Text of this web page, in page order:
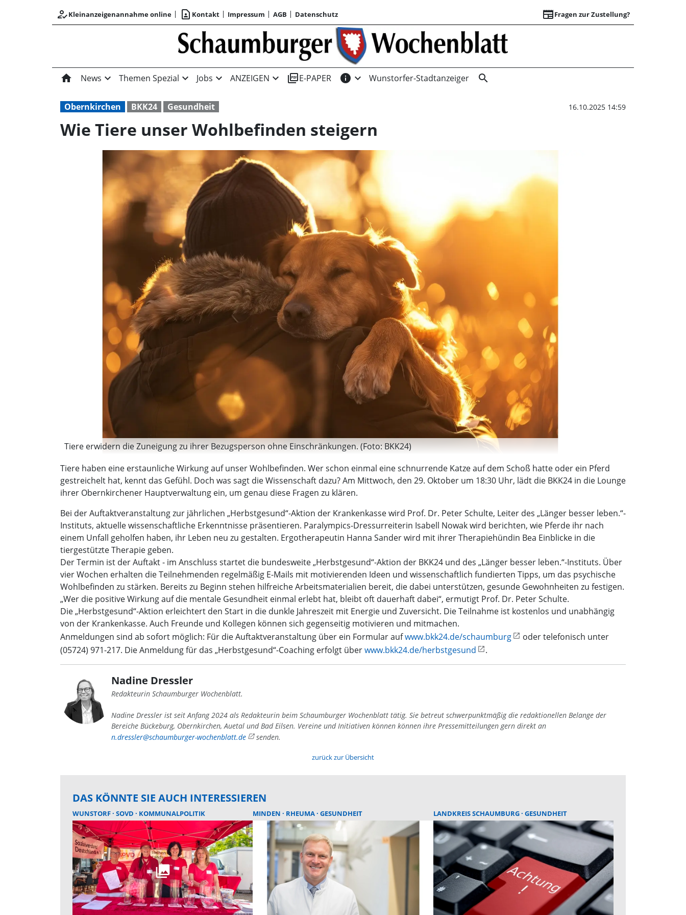
how_to_regKleinanzeigenannahme online contact_page Kontakt Impressum AGB Datenschutz newspaperFragen zur Zustellung?
Wie Tiere unser
home News expand_more Themen Spezial expand_more Jobs expand_more ANZEIGEN expand_more picture_as_pdfE-PAPER info expand_more Wunstorfer-Stadtanzeiger search
Obernkirchen BKK24 Gesundheit 16.10.2025 14:59
Wie Tiere unser Wohlbefinden steigern
Tiere erwidern die Zuneigung zu ihrer Bezugsperson ohne Einschränkungen. (Foto: BKK24)
Tiere haben eine erstaunliche Wirkung auf unser Wohlbefinden. Wer schon einmal eine schnurrende Katze auf dem Schoß hatte oder ein Pferd
gestreichelt hat, kennt das Gefühl. Doch was sagt die Wissenschaft dazu? Am Mittwoch, den 29. Oktober um 18:30 Uhr, lädt die BKK24 in die Lounge
ihrer Obernkirchener Hauptverwaltung ein, um genau diese Fragen zu klären.
Bei der Auftaktveranstaltung zur jährlichen „Herbstgesund“-Aktion der Krankenkasse wird Prof. Dr. Peter Schulte, Leiter des „Länger besser leben.“-
Instituts, aktuelle wissenschaftliche Erkenntnisse präsentieren. Paralympics-Dressurreiterin Isabell Nowak wird berichten, wie Pferde ihr nach
einem Unfall geholfen haben, ihr Leben neu zu gestalten. Ergotherapeutin Hanna Sander wird mit ihrer Therapiehündin Bea Einblicke in die
tiergestützte Therapie geben.
Der Termin ist der Auftakt - im Anschluss startet die bundesweite „Herbstgesund“-Aktion der BKK24 und des „Länger besser leben.“-Instituts. Über
vier Wochen erhalten die Teilnehmenden regelmäßig E-Mails mit motivierenden Ideen und wissenschaftlich fundierten Tipps, um das psychische
Wohlbefinden zu stärken. Bereits zu Beginn stehen hilfreiche Arbeitsmaterialien bereit, die dabei unterstützen, gesunde Gewohnheiten zu festigen.
„Wer die positive Wirkung auf die mentale Gesundheit einmal erlebt hat, bleibt oft dauerhaft dabei“, ermutigt Prof. Dr. Peter Schulte.
Die „Herbstgesund“-Aktion erleichtert den Start in die dunkle Jahreszeit mit Energie und Zuversicht. Die Teilnahme ist kostenlos und unabhängig
von der Krankenkasse. Auch Freunde und Kollegen können sich gegenseitig motivieren und mitmachen.
Anmeldungen sind ab sofort möglich: Für die Auftaktveranstaltung über ein Formular aufwww.bkk24.de/schaumburg
oder telefonisch unter
(05724) 971-217. Die Anmeldung für das „Herbstgesund“-Coaching erfolgt überwww.bkk24.de/herbstgesund .
Nadine Dressler
Redakteurin Schaumburger Wochenblatt.
Nadine Dressler ist seit Anfang 2024 als Redakteurin beim Schaumburger Wochenblatt tätig. Sie betreut schwerpunktmäßig die redaktionellen Belange der
Bereiche Bückeburg, Obernkirchen, Auetal und Bad Eilsen. Vereine und Initiativen können können ihre Pressemitteilungen gern direkt an
n.dressler@schaumburger-wochenblatt.de
senden.
zurück zur Übersicht
DAS KÖNNTE SIE AUCH INTERESSIEREN
WUNSTORF SOVD KOMMUNALPOLITIK MINDEN RHEUMA GESUNDHEIT LANDKREIS SCHAUMBURG GESUNDHEIT